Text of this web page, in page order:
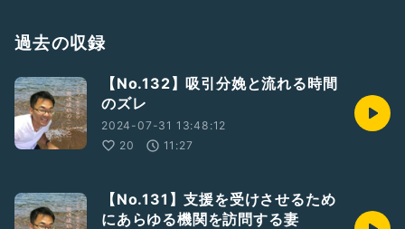
過去の収録
【No.132】吸引分娩と流れる時間
のズレ
2024-07-31 13:48:12
20
11:27
【No.131】支援を受けさせるため
にあらゆる機関を訪問する妻